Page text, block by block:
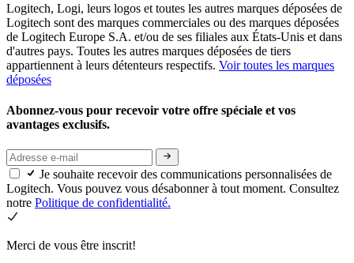
Logitech, Logi, leurs logos et toutes les autres marques déposées de
Logitech sont des marques commerciales ou des marques déposées
de Logitech Europe S.A. et/ou de ses filiales aux États-Unis et dans
d'autres pays. Toutes les autres marques déposées de tiers
appartiennent à leurs détenteurs respectifs. Voir toutes les marques
déposées
Abonnez-vous pour recevoir votre offre spéciale et vos
avantages exclusifs.
Je souhaite recevoir des communications personnalisées de
Logitech. Vous pouvez vous désabonner à tout moment. Consultez
notre Politique de confidentialité.
Merci de vous être inscrit!